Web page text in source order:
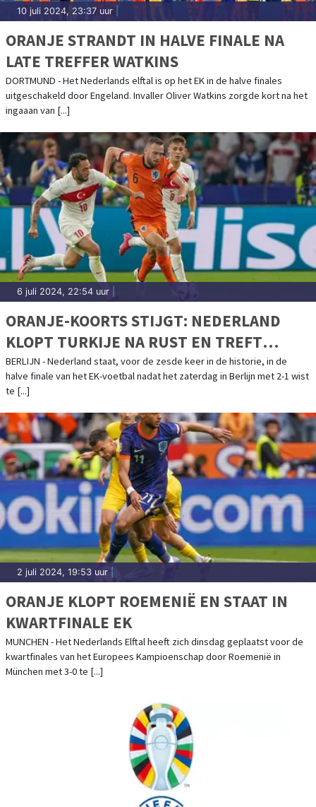
10 juli 2024, 23:37 uur
ORANJE STRANDT IN HALVE FINALE NA
LATE TREFFER WATKINS
DORTMUND - Het Nederlands elftal is op het EK in de halve finales
uitgeschakeld door Engeland. Invaller Oliver Watkins zorgde kort na het
ingaaan van [...]
6 juli 2024, 22:54 uur
ORANJE-KOORTS STIJGT: NEDERLAND
KLOPT TURKIJE NA RUST EN TREFT
ENGELAND IN HALVE FINALE
BERLIJN - Nederland staat, voor de zesde keer in de historie, in de
halve finale van het EK-voetbal nadat het zaterdag in Berlijn met 2-1 wist
te [...]
2 juli 2024, 19:53 uur
ORANJE KLOPT ROEMENIË EN STAAT IN
KWARTFINALE EK
MUNCHEN - Het Nederlands Elftal heeft zich dinsdag geplaatst voor de
kwartfinales van het Europees Kampioenschap door Roemenië in
München met 3-0 te [...]